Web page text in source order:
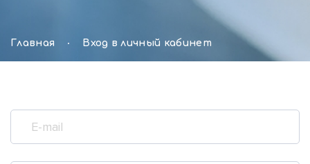
Главная Вход в личный кабинет